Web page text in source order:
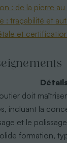
: de la pierre au
: traçabilité et
et
doit
incluant la
et le
formation,